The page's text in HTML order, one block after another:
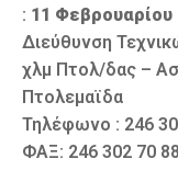
: 11 Φεβρουαρίου
Διεύθυνση
χλμ Πτολ/δας –
Πτολεμαϊδα
Τηλέφωνο : 246
ΦΑΞ: 246 302 70 88